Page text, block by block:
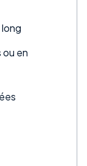
long
en